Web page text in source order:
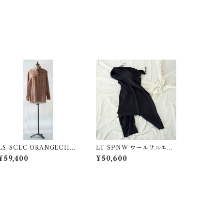
SCLC ORANGECHE
シャツ
LT-SPNW ウールサルエル
パンツ / BLACK
¥50,600